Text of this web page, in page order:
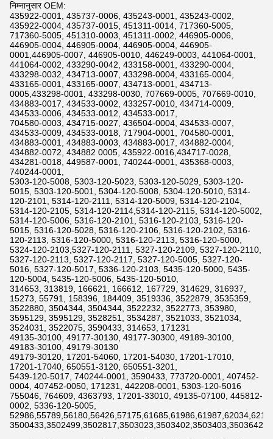
निम्नानुसार OEM:
435922-0001, 435737-0006, 435243-0001, 435243-0002,
435922-0004, 435737-0015, 451311-0014, 717360-5005,
717360-5005, 451310-0003, 451311-0002, 446905-0006,
446905-0004, 446905-0004, 446905-0004, 446905-
0001,446905-0007, 446905-0010, 446249-0003, 441064-0001,
441064-0002, 433290-0042, 433158-0001, 433290-0004,
433298-0032, 434713-0007, 433298-0004, 433165-0004,
433165-0001, 433165-0007, 434713-0001, 434713-
0005,433298-0001, 433298-0030, 707669-0005, 707669-0010,
434883-0017, 434533-0002, 433257-0010, 434714-0009,
434533-0006, 434533-0012, 434533-0017,
704580-0003, 434715-0027, 436504-0004, 434533-0007,
434533-0009, 434533-0018, 717904-0001, 704580-0001,
434883-0001, 434883-0003, 434883-0017, 434882-0004,
434882-0072, 434882 0005, 435922-0016,434717-0028,
434281-0018, 449587-0001, 740244-0001, 435368-0003,
740244-0001,
5303-120-5008, 5303-120-5023, 5303-120-5029, 5303-120-
5015, 5303-120-5001, 5304-120-5008, 5304-120-5010, 5314-
120-2101, 5314-120-2111, 5314-120-5009, 5314-120-2104,
5314-120-2105, 5314-120-2114,5314-120-2115, 5314-120-5002,
5314-120-5006, 5316-120-2101, 5316-120-2103, 5316-120-
5015, 5316-120-5028, 5316-120-2106, 5316-120-2102, 5316-
120-2113, 5316-120-5000, 5316-120-2113, 5316-120-5000,
5324-120-2103,5327-120-2111, 5327-120-2109, 5327-120-2110,
5327-120-2113, 5327-120-2117, 5327-120-5005, 5327-120-
5016, 5327-120-5017, 5336-120-2103, 5435-120-5000, 5435-
120-5004, 5435-120-5006, 5435-120-5010,
314653, 313819, 166621, 166612, 167729, 314629, 316937,
15273, 55791, 158396, 184409, 3519336, 3522879, 3535359,
3522880, 3504344, 3504344, 3522232, 3522773, 353980,
3595129, 3595129, 3528251, 3534287, 3521033, 3521034,
3524031, 3522075, 3590433, 314653, 171231
49135-30100, 49177-30130, 49177-30300, 49189-30100,
49183-30100, 49179-30130
49179-30120, 17201-54060, 17201-54030, 17201-17010,
17201-17040, 650551-3120, 650551-3201,
5439-120-5017, 740244-0001, 3590433, 773720-0001, 407452-
0004, 407452-0050, 171231, 442208-0001, 5303-120-5016
755046, 764609, 4363793, 17201-33010, 49135-07100, 445812-
0002, 5336-120-5005,